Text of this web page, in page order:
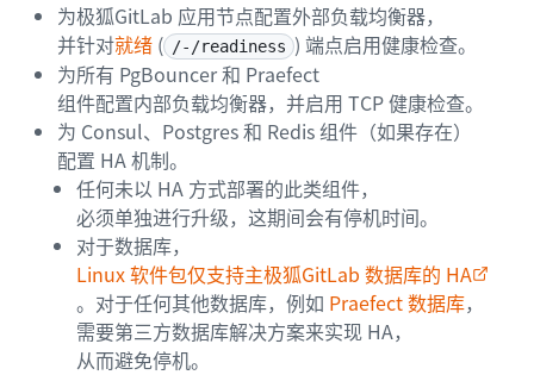
为极狐GitLab 应用节点配置外部负载均衡器，
并针对就绪 ( /-/readiness ) 端点启用健康检查。
为所有 PgBouncer 和 Praefect
组件配置内部负载均衡器，并启用 TCP 健康检查。
为 Consul、Postgres 和 Redis 组件（如果存在）
配置 HA 机制。
任何未以 HA 方式部署的此类组件，
必须单独进行升级，这期间会有停机时间。
对于数据库，
Linux 软件包仅支持主极狐GitLab 数据库的 HA
。对于任何其他数据库，例如 Praefect 数据库，
需要第三方数据库解决方案来实现 HA，
从而避免停机。